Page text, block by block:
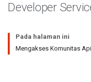
Developer
Pada halaman ini
Mengakses Komunitas